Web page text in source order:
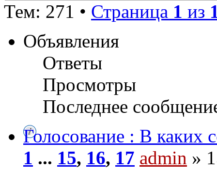
Тем: 271 • Страница 1 из
Объявления
Ответы
Просмотры
Последнее
Голосование : В каких
1 ... 15, 16, 17 admin »